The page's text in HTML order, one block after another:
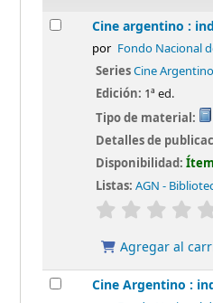
ResultadosCine argentino :
por Fondo Nacional
SeriesCine Argentino
Edición: 1ª ed.
Tipo de material:
Detalles de
Disponibilidad:
Listas: AGN -
valoración
Agregar al
Cine Argentino :